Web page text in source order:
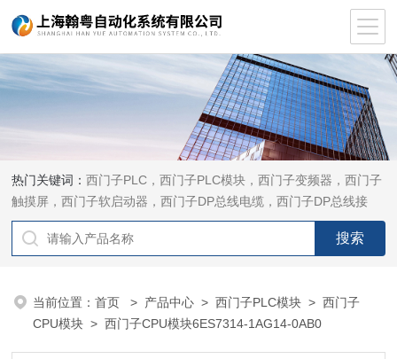
热门关键词：西门子PLC，西门子PLC模块，西门子变频器，西门子
触摸屏，西门子软启动器，西门子DP总线电缆，西门子DP总线接
头，西门子CP通讯网卡，西门子数控系统及停产备件
当前位置：首页 > 产品中心 >西门子PLC模块 >西门子
CPU模块 > 西门子CPU模块6ES7314-1AG14-0AB0